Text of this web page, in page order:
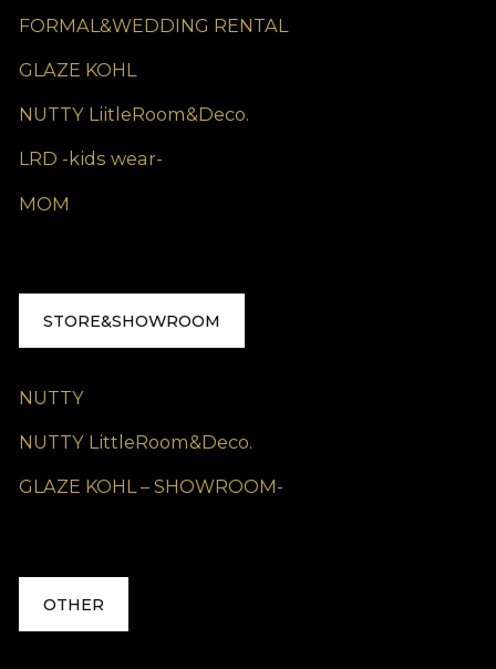
FORMAL&WEDDING RENTAL
GLAZE KOHL
NUTTY LiitleRoom&Deco.
LRD -kids wear-
MOM
STORE&SHOWROOM
NUTTY
NUTTY LittleRoom&Deco.
GLAZE KOHL – SHOWROOM-
OTHER